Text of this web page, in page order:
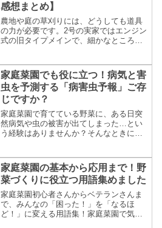
感想まとめ】
農地や庭の草刈りには、どうしても道具
の力が必要です。2号の実家ではエンジン
式の旧タイプメインで、細かなところは
した。理由は3つ。エンジン式はそれなり
に音がうるさいので、...
家庭菜園でも役に立つ！病気と害
虫を予測する「病害虫予報」ご存
じですか？
家庭菜園で育てている野菜に、ある日突
然病気や虫の被害が出てしまった…とい
う経験はありませんか？そんなときに頼
虫発生予察情報はこちら（農林水産省）
病害虫予報で害虫・病気...
家庭菜園の基本から応用まで！野
菜づくりに役立つ用語集めました
家庭菜園初心者さんからベテランさんま
で、みんなの「困った！」を「なるほ
ど！」に変える用語集！家庭菜園で気に